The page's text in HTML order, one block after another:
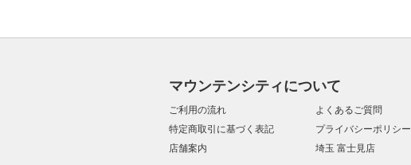
マウンテンシティについて
ご利用の流れ よくあるご質問
特定商取引に基づく表記
プライバシーポリシー
店舗案内
埼玉 富士見店